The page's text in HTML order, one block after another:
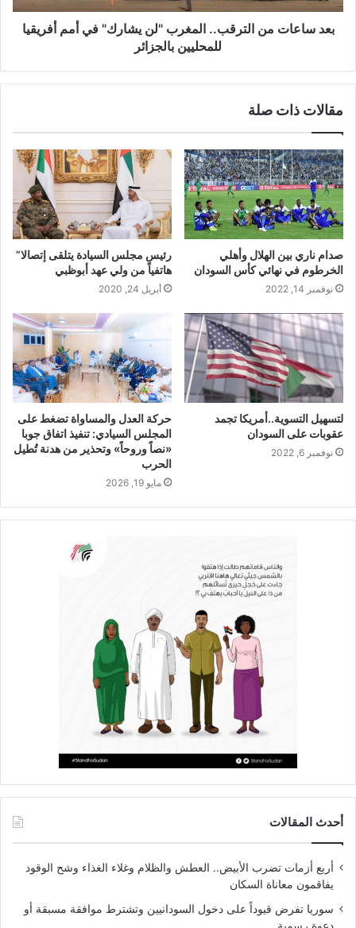
بعد ساعات من الترقب.. المغرب "لن يشارك" في أمم أفريقيا
للمحليين بالجزائر
مقالات ذات صلة
صدام ناري بين الهلال وأهلي
الخرطوم في نهائي كأس السودان
نوفمبر 14, 2022
رئيس مجلس السيادة يتلقى إتصالا”
هاتفياً من ولي عهد أبوظبي
أبريل 24, 2020
لتسهيل التسوية..أمريكا تجمد
عقوبات على السودان
نوفمبر 6, 2022
حركة العدل والمساواة تضغط على
المجلس السيادي: تنفيذ اتفاق جوبا
«نصاً وروحاً» وتحذير من هدنة تُطيل
الحرب
مايو 19, 2026
أحدث المقالات
أربع أزمات تضرب الأبيض.. العطش والظلام وغلاء الغذاء وشح الوقود
يفاقمون معاناة السكان
سوريا تفرض قيوداً على دخول السودانيين وتشترط موافقة مسبقة أو
دعوة رسمية